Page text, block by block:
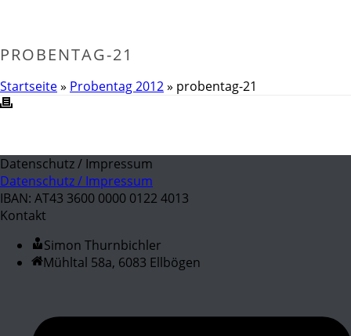
PROBENTAG-21
Startseite» Probentag 2012» probentag-21
Datenschutz / Impressum
Datenschutz / Impressum
IBAN: AT43 3600 0000 0122 4013
Kontakt
Simon Thurnbichler
Mühltal 58a, 6083 Ellbögen